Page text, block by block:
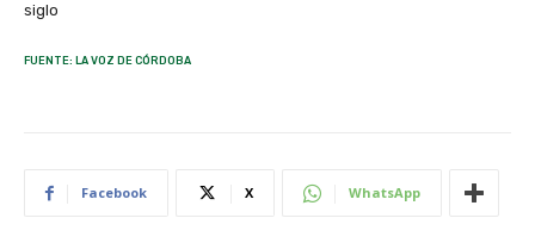
siglo
FUENTE: LA VOZ DE CÓRDOBA
Facebook X WhatsApp